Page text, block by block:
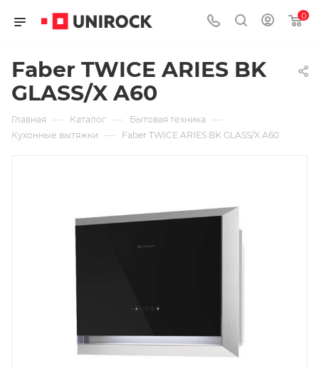
0
Faber TWICE ARIES BK
GLASS/X A60
Главная — Каталог — Бытовая техника —
Кухонные вытяжки — Faber TWICE ARIES BK GLASS/X A60